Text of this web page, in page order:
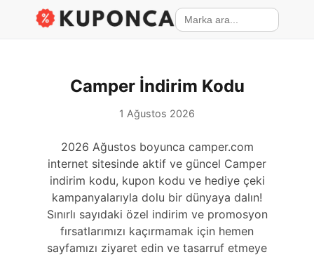
Camper İndirim Kodu
1 Ağustos 2026
2026 Ağustos boyunca camper.com
internet sitesinde aktif ve güncel Camper
indirim kodu, kupon kodu ve hediye çeki
kampanyalarıyla dolu bir dünyaya dalın!
Sınırlı sayıdaki özel indirim ve promosyon
fırsatlarımızı kaçırmamak için hemen
sayfamızı ziyaret edin ve tasarruf etmeye